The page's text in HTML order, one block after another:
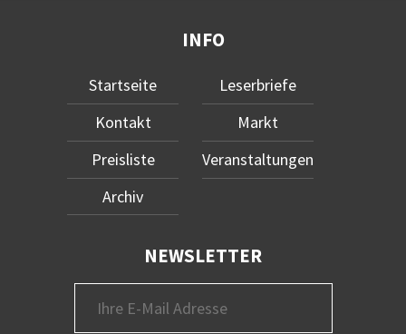
INFO
Startseite
Kontakt
Preisliste
Archiv
Leserbriefe
Markt
Veranstaltungen
NEWSLETTER